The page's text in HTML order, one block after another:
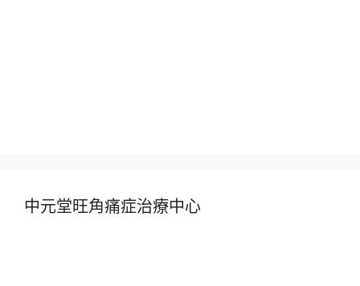
中元堂旺角痛症治療中心